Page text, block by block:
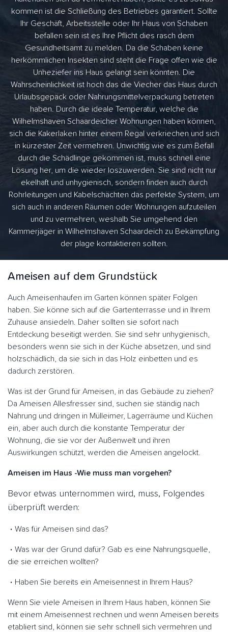
kommen ist die Schließung des Betriebes garantiert. Sollte
Ihr Geschäft, Arbeitsstelle oder Ihr Haus von Schaben
befallen sein ist es Ihre Pflicht dies rasch dem
Gesundheitsamt zu melden. Da die Schaben keine
herkömmlichen Insekten sind steht die Frage offen wie die
Unheziefer ins Haus gelangt sein könnten. Die
Wahrscheinlichkeit ist hoch das die Viecher das Haus durch
Urlaubsgepäck oder Nahrungsmittelverpackung betreten
haben. Durch die ideale Temperatur, welche die
Wilhelmshaven Schaardeicher Wohnungen haben können,
sich die Kakerlaken hinter einem Regal verkriechen und sich
in kürzester Zeit vermehren. Unwichtig wie es zum Befall
durch die Schädlinge gekommen ist, muss schnell eine
Lösung her, um die wieder loszuwerden. Sie sind nicht nur
ekelhaft und unhygienisch, sondern finden auch durch
Rohrleitungen und Kabelschächten das perfekte System, um
sich auch in anderen Räumen oder Wohnungen aufzuteilen
und zu vermehren, weshalb Sie umgehend den
Kammerjäger in Wilhelmshaven Schaardeich zu Bekämpfung
der plage kontaktieren sollten.
Ameisen auf dem Grundstück
Auch Ameisenhaufen im Garten können später Folgen
haben. Sie könne sich auf die Gartenterrasse und in Ihrem
Zuhause ansiedeln. Daher sollten sie sofort nach
Entdeckung beseitigt werden. Sie sind sehr unhygienisch,
besonders wenn sie sich in der Küche absetzen, und sind
holzschädlich, da sie sich in das Holz einbetten und es
dadurch zerstören.
Was ist der Grund für Ameisen, in das Gebäude zu ziehen?
Da Ameisen Allesfresser sind, suchen sie ständig nach
Nahrung und dringen in Mülleimer, Lagerräume und Küchen
ein, aber auch durch die konstante Temperatur der
Wohnung, die sie vor der Außenwelt und ihren
Auswirkungen schützt, werden die Ameisen angelockt.
Ameisen im Haus -Wie muss man vorgehen?
Bevor etwas unternommen wird, muss, Folgendes
überprüft werden:
Was für Ameisen sind das?
Was war der Grund dafür? Gab es eine Nahrungsquelle,
die sie erreichen wollten?
Haben Sie bereits ein Ameisennest in Ihrem Haus?
Wenn Sie viele Ameisen in Ihrem Haus haben, können Sie
mit einem Ameisennest rechnen und wenn Ameisen bereits
etabliert sind, können sie sehr schnell sich vermehren und